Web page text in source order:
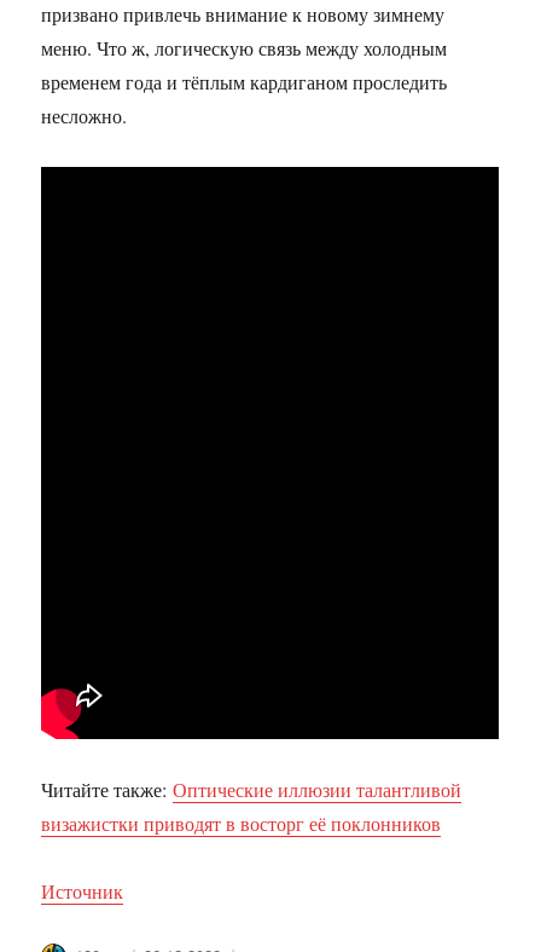
призвано привлечь внимание к новому зимнему
меню. Что ж, логическую связь между холодным
временем года и тёплым кардиганом проследить
несложно.
Читайте также:Оптические иллюзии талантливой
визажистки приводят в восторг её поклонников
Источник